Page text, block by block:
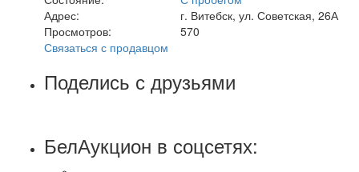
Адрес:
г. Витебск, ул. Советская, 26А
Просмотров:
570
Связаться с продавцом
Поделись с друзьями
БелАукцион в соцсетях: